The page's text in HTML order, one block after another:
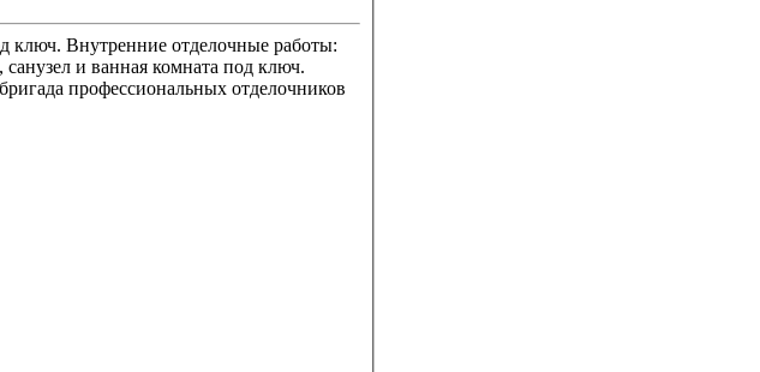
ключ. Внутренние отделочные работы:
и ванная комната под ключ.
профессиональных отделочников